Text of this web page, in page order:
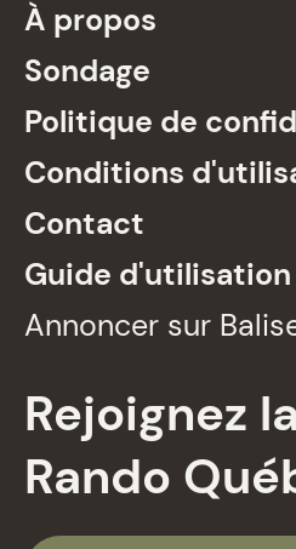
À propos
Sondage
Politique de
Conditions
Contact
Guide d'utilisation
Annoncer sur
Rejoignez
Rando